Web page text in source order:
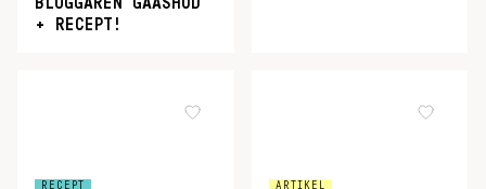
+ RECEPT!
RECEPT
ARTIKEL